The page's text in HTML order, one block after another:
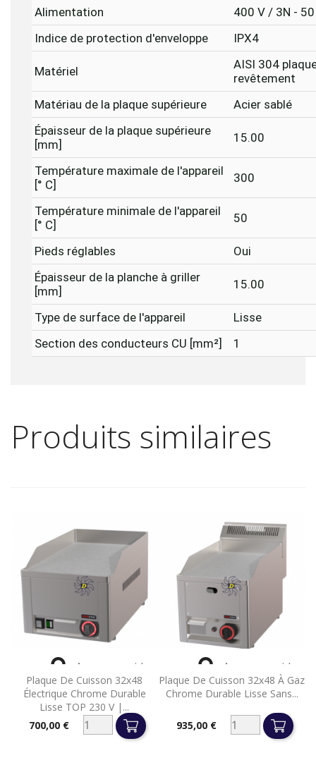
Alimentation
400 V / 3N -
Indice de protection d'enveloppe
IPX4
Matériel
AISI 304
revêtement
Matériau de la plaque supérieure
Acier sablé
Épaisseur de la plaque supérieure
[mm]
15.00
Température maximale de l'appareil
[° C]
300
Température minimale de l'appareil
[° C]
50
Pieds réglables
Oui
Épaisseur de la planche à griller
[mm]
15.00
Type de surface de l'appareil
Lisse
Section des conducteurs CU [mm²]
1
Produits similaires
Plaque De Cuisson 32x48
Électrique Chrome Durable
Lisse TOP 230 V |...
Prix700,00 €
 Aperçu rapide
Plaque De Cuisson 32x48 À Gaz
Chrome Durable Lisse Sans...
Prix935,00 €
 Aperçu rapide